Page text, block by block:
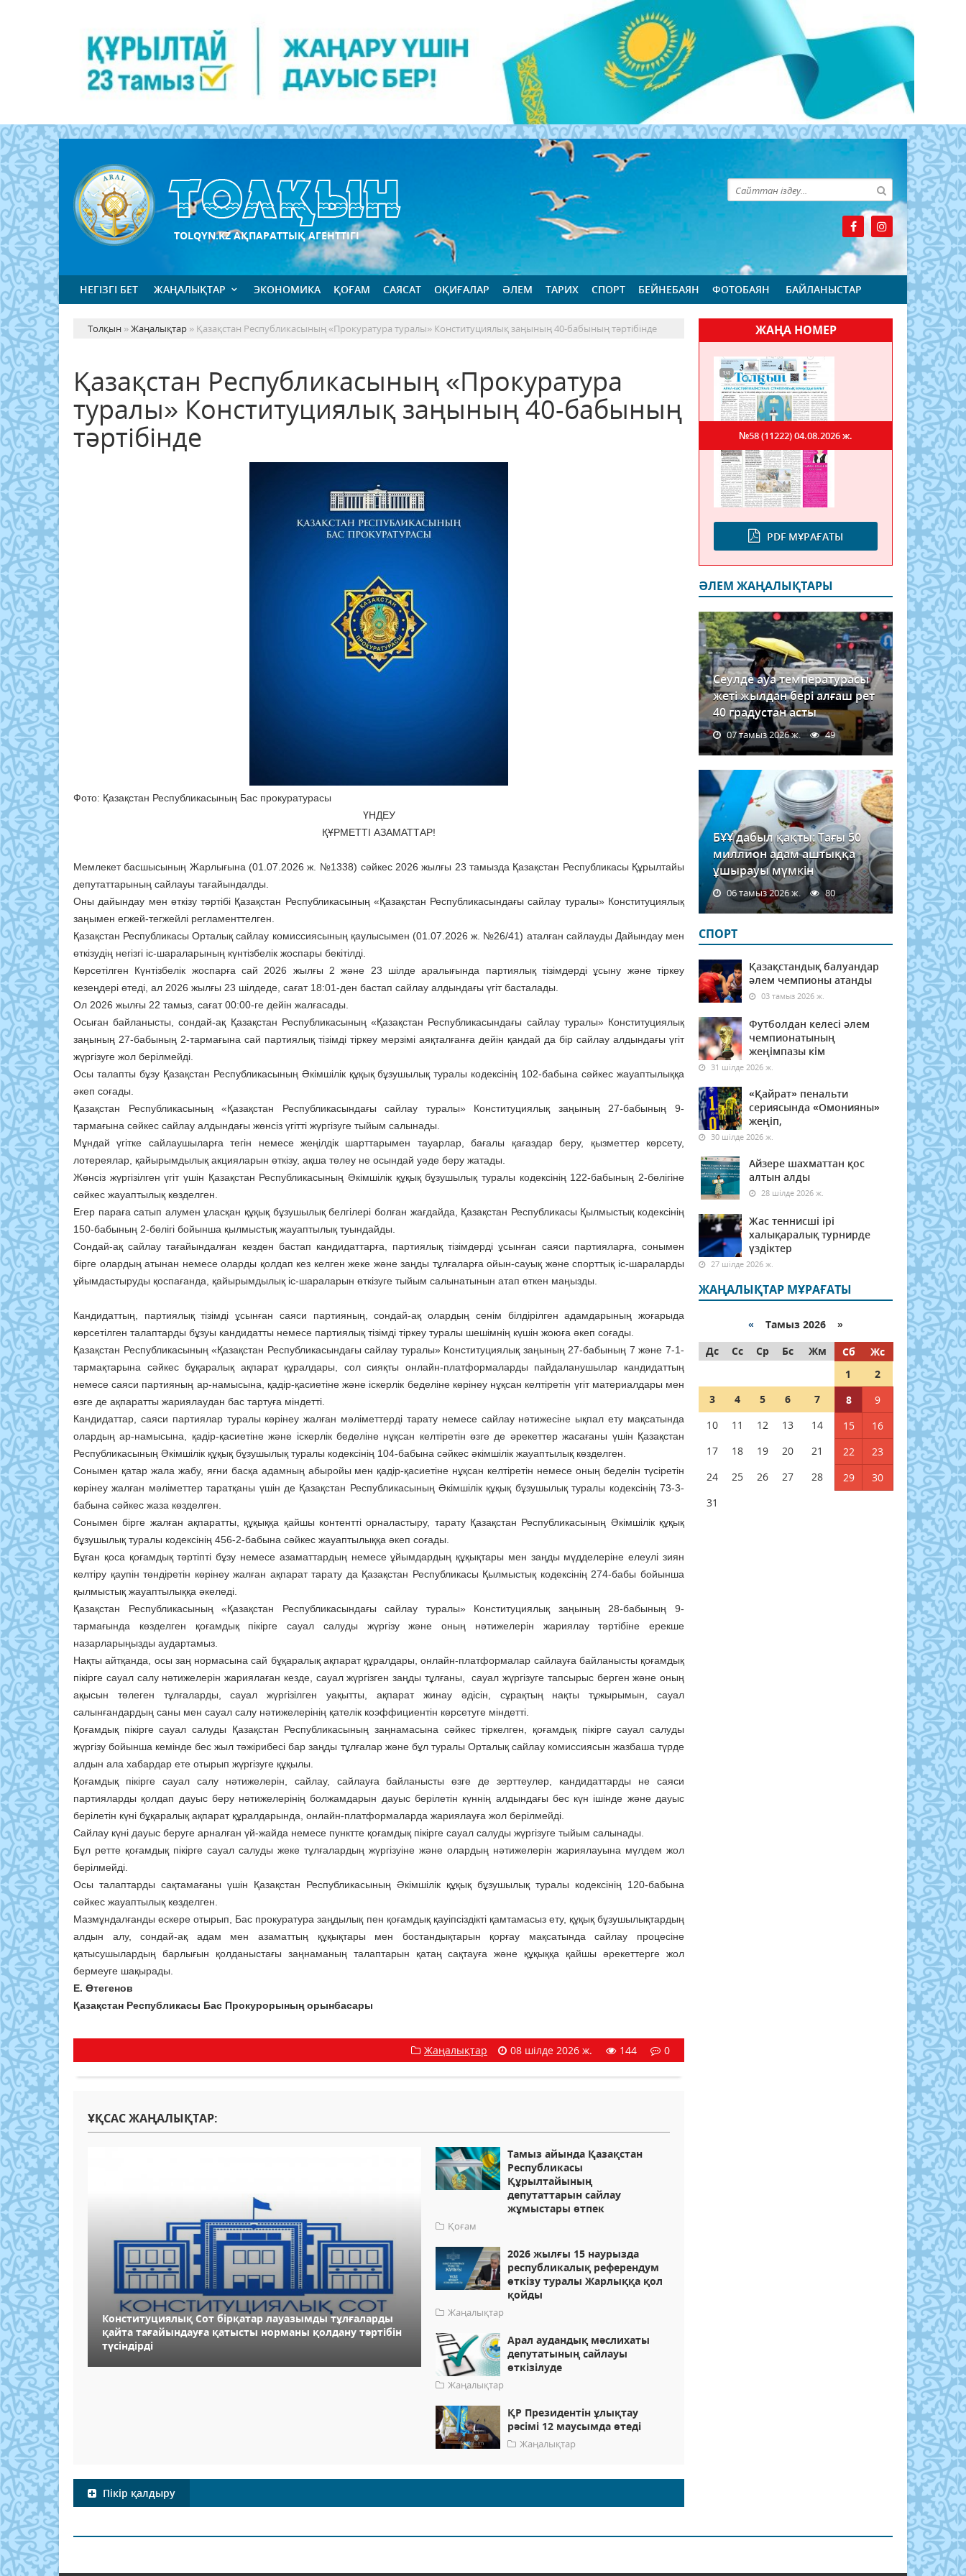
TOLQYN.KZ АҚПАРАТТЫҚ АГЕНТТІГІ
НЕГІЗГІ БЕТ ЖАҢАЛЫҚТАР ЭКОНОМИКА ҚОҒАМ САЯСАТ ОҚИҒАЛАР ӘЛЕМ ТАРИХ СПОРТ БЕЙНЕБАЯН ФОТОБАЯН БАЙЛАНЫСТАР
Толқын »Жаңалықтар » Қазақстан Республикасының «Прокуратура туралы» Конституциялық заңының 40-бабының тәртібінде
Қазақстан Республикасының «Прокуратура
туралы» Конституциялық заңының 40-бабының
тәртібінде
Фото: Қазақстан Республикасының Бас прокуратурасы
ҮНДЕУ
ҚҰРМЕТТІ АЗАМАТТАР!
Мемлекет басшысының Жарлығына (01.07.2026 ж. №1338) сәйкес 2026 жылғы 23 тамызда Қазақстан Республикасы Құрылтайы
депутаттарының сайлауы тағайындалды.
Оны дайындау мен өткізу тәртібі Қазақстан Республикасының «Қазақстан Республикасындағы сайлау туралы» Конституциялық
заңымен егжей-тегжейлі регламенттелген.
Қазақстан Республикасы Орталық сайлау комиссиясының қаулысымен (01.07.2026 ж. №26/41) аталған сайлауды Дайындау мен
өткізудің негізгі іс-шараларының күнтізбелік жоспары бекітілді.
Көрсетілген Күнтізбелік жоспарға сай 2026 жылғы 2 және 23 шілде аралығында партиялық тізімдерді ұсыну және тіркеу
кезеңдері өтеді, ал 2026 жылғы 23 шілдеде, сағат 18:01-ден бастап сайлау алдындағы үгiт басталады.
Ол 2026 жылғы 22 тамыз, сағат 00:00-ге дейін жалғасады.
Осыған байланысты, сондай-ақ Қазақстан Республикасының «Қазақстан Республикасындағы сайлау туралы» Конституциялық
заңының 27-бабының 2-тармағына сай партиялық тізімді тіркеу мерзімі аяқталғанға дейін қандай да бір сайлау алдындағы үгiт
жүргізуге жол берілмейді.
Осы талапты бұзу Қазақстан Республикасының Әкімшілік құқық бұзушылық туралы кодексінің 102-бабына сәйкес жауаптылыққа
әкеп соғады.
Қазақстан Республикасының «Қазақстан Республикасындағы сайлау туралы» Конституциялық заңының 27-бабының 9-
тармағына сәйкес сайлау алдындағы жөнсiз үгіттi жүргiзуге тыйым салынады.
Мұндай үгітке сайлаушыларға тегiн немесе жеңiлдiк шарттарымен тауарлар, бағалы қағаздар беру, қызметтер көрсету,
лотереялар, қайырымдылық акцияларын өткiзу, ақша төлеу не осындай уәде беру жатады.
Жөнсіз жүргізілген үгіт үшін Қазақстан Республикасының Әкімшілік құқық бұзушылық туралы кодексінің 122-бабының 2-бөлігіне
сәйкес жауаптылық көзделген.
Егер параға сатып алумен ұласқан құқық бұзушылық белгілері болған жағдайда, Қазақстан Республикасы Қылмыстық кодексінің
150-бабының 2-бөлігі бойынша қылмыстық жауаптылық туындайды.
Сондай-ақ сайлау тағайындалған кезден бастап кандидаттарға, партиялық тізімдерді ұсынған саяси партияларға, сонымен
бірге олардың атынан немесе оларды қолдап кез келген жеке және заңды тұлғаларға ойын-сауық және спорттық іс-шараларды
ұйымдастыруды қоспағанда, қайырымдылық іс-шараларын өткізуге тыйым салынатынын атап өткен маңызды.
Кандидаттың, партиялық тізімді ұсынған саяси партияның, сондай-ақ олардың сенім білдірілген адамдарының жоғарыда
көрсетілген талаптарды бұзуы кандидатты немесе партиялық тізімді тіркеу туралы шешімнің күшін жоюға әкеп соғады.
Қазақстан Республикасының «Қазақстан Республикасындағы сайлау туралы» Конституциялық заңының 27-бабының 7 және 7-1-
тармақтарына сәйкес бұқаралық ақпарат құралдары, сол сияқты онлайн-платформаларды пайдаланушылар кандидаттың
немесе саяси партияның ар-намысына, қадір-қасиетіне және іскерлік беделіне көрінеу нұқсан келтіретін үгіт материалдары мен
өзге де ақпаратты жариялаудан бас тартуға міндетті.
Кандидаттар, саяси партиялар туралы көрінеу жалған мәліметтерді тарату немесе сайлау нәтижесіне ықпал ету мақсатында
олардың ар-намысына, қадір-қасиетіне және іскерлік беделіне нұқсан келтіретін өзге де әрекеттер жасағаны үшін Қазақстан
Республикасының Әкімшілік құқық бұзушылық туралы кодексінің 104-бабына сәйкес әкімшілік жауаптылық көзделген.
Сонымен қатар жала жабу, яғни басқа адамның абыройы мен қадiр-қасиетiне нұқсан келтiретiн немесе оның беделiн түсiретiн
көрiнеу жалған мәлiметтер таратқаны үшін де Қазақстан Республикасының Әкімшілік құқық бұзушылық туралы кодексінің 73-3-
бабына сәйкес жаза көзделген.
Сонымен бірге жалған ақпаратты, құқыққа қайшы контентті орналастыру, тарату Қазақстан Республикасының Әкімшілік құқық
бұзушылық туралы кодексінің 456-2-бабына сәйкес жауаптылыққа әкеп соғады.
Бұған қоса қоғамдық тәртіпті бұзу немесе азаматтардың немесе ұйымдардың құқықтары мен заңды мүдделеріне елеулі зиян
келтіру қаупін төндіретін көрінеу жалған ақпарат тарату да Қазақстан Республикасы Қылмыстық кодексінің 274-бабы бойынша
қылмыстық жауаптылыққа әкеледі.
Қазақстан Республикасының «Қазақстан Республикасындағы сайлау туралы» Конституциялық заңының 28-бабының 9-
тармағында көзделген қоғамдық пікірге сауал салуды жүргізу және оның нәтижелерін жариялау тәртібіне ерекше
назарларыңызды аудартамыз.
Нақты айтқанда, осы заң нормасына сай бұқаралық ақпарат құралдары, онлайн-платформалар сайлауға байланысты қоғамдық
пікірге сауал салу нәтижелерін жариялаған кезде, сауал жүргiзген заңды тұлғаны, сауал жүргізуге тапсырыс берген және оның
ақысын төлеген тұлғаларды, сауал жүргiзілген уақытты, ақпарат жинау әдiсiн, сұрақтың нақты тұжырымын, сауал
салынғандардың саны мен сауал салу нәтижелерінің қателiк коэффициентiн көрсетуге мiндеттi.
Қоғамдық пікірге сауал салуды Қазақстан Республикасының заңнамасына сәйкес тіркелген, қоғамдық пікірге сауал салуды
жүргізу бойынша кемінде бес жыл тәжірибесі бар заңды тұлғалар және бұл туралы Орталық сайлау комиссиясын жазбаша түрде
алдын ала хабардар ете отырып жүргізуге құқылы.
Қоғамдық пікірге сауал салу нәтижелерiн, сайлау, сайлауға байланысты өзге де зерттеулер, кандидаттарды не саяси
партияларды қолдап дауыс беру нәтижелерiнiң болжамдарын дауыс берiлетін күннің алдындағы бес күн ішінде және дауыс
берiлетiн күні бұқаралық ақпарат құралдарында, онлайн-платформаларда жариялауға жол берілмейдi.
Сайлау күнi дауыс беруге арналған үй-жайда немесе пунктте қоғамдық пiкiрге сауал салуды жүргізуге тыйым салынады.
Бұл ретте қоғамдық пікірге сауал салуды жеке тұлғалардың жүргізуіне және олардың нәтижелерін жариялауына мүлдем жол
берілмейді.
Осы талаптарды сақтамағаны үшін Қазақстан Республикасының Әкімшілік құқық бұзушылық туралы кодексінің 120-бабына
сәйкес жауаптылық көзделген.
Мазмұндалғанды ескере отырып, Бас прокуратура заңдылық пен қоғамдық қауіпсіздікті қамтамасыз ету, құқық бұзушылықтардың
алдын алу, сондай-ақ адам мен азаматтың құқықтары мен бостандықтарын қорғау мақсатында сайлау процесіне
қатысушылардың барлығын қолданыстағы заңнаманың талаптарын қатаң сақтауға және құқыққа қайшы әрекеттерге жол
бермеуге шақырады.
Е. Өтегенов
Қазақстан Республикасы Бас Прокурорының орынбасары
Жаңалықтар 08 шілде 2026 ж. 144 0
ҰҚСАС ЖАҢАЛЫҚТАР:
Конституциялық Сот бірқатар лауазымды тұлғаларды
қайта тағайындауға қатысты норманы қолдану тәртібін
түсіндірді
Тамыз айында Қазақстан
Республикасы
Құрылтайының
депутаттарын сайлау
жұмыстары өтпек
Қоғам
2026 жылғы 15 наурызда
республикалық референдум
өткiзу туралы Жарлыққа қол
қойды
Жаңалықтар
Арал аудандық мәслихаты
депутатының сайлауы
өткізілуде
Жаңалықтар
ҚР Президентін ұлықтау
рәсімі 12 маусымда өтеді
Жаңалықтар
Пікір қалдыру
ЖАҢА НОМЕР
PDF МҰРАҒАТЫ
№58 (11222)04.08.2026 ж.
ӘЛЕМ ЖАҢАЛЫҚТАРЫ
Сеулде ауа температурасы
жеті жылдан бері алғаш рет
40 градустан асты
07 тамыз 2026 ж. 49
БҰҰ дабыл қақты: Тағы 50
миллион адам аштыққа
ұшырауы мүмкін
06 тамыз 2026 ж. 80
СПОРТ
Қазақстандық балуандар
әлем чемпионы атанды
03 тамыз 2026 ж.
Футболдан келесі әлем
чемпионатының
жеңімпазы кім
31 шілде 2026 ж.
«Қайрат» пенальти
сериясында «Омонияны»
жеңіп,
30 шілде 2026 ж.
Айзере шахматтан қос
алтын алды
28 шілде 2026 ж.
Жас теннисші ірі
халықаралық турнирде
үздіктер
27 шілде 2026 ж.
ЖАҢАЛЫҚТАР МҰРАҒАТЫ
« Тамыз 2026 »
Дс
Сс Ср Бс Жм Сб
Жс
1
2
3
4 5 6 7 8
9
10
11 12 13 14 15
16
17
18 19 20 21 22
23
24
25 26 27 28 29
30
31